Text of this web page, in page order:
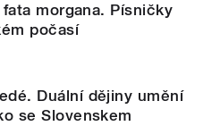
morgana. Písničky
počasí
Duální dějiny umění
se Slovenskem